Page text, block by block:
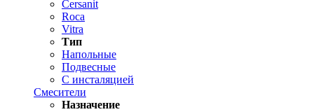
Cersanit
Roca
Vitra
Тип
Напольные
Подвесные
С инсталяцией
Смесители
Назначение